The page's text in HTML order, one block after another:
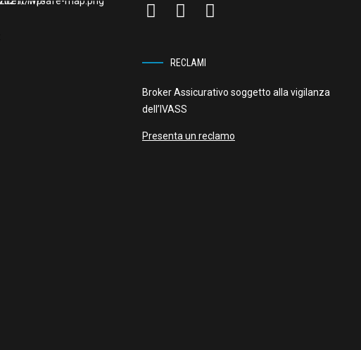
RECLAMI
Broker Assicurativo soggetto alla vigilanza
dell’IVASS
Presenta un reclamo